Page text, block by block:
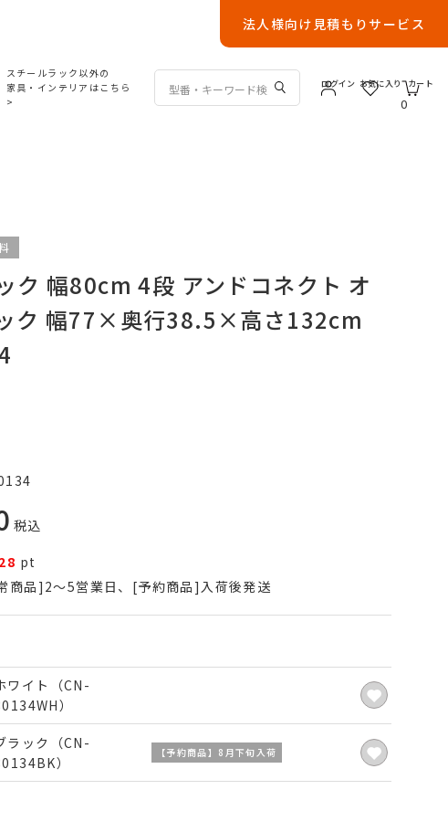
法人様向け見積もりサービス
スチールラック以外の
家具・インテリアはこちら
>
ログイン お気に入り
0
カート
ク 幅80cm 4段 アンドコネクト オ
ク 幅77×奥行38.5×高さ132cm
税込
pt
商品]2～5営業日、[予約商品]入荷後発送
ワイト（CN-
）
ラック（CN-
）
【予約商品】8月下旬入荷